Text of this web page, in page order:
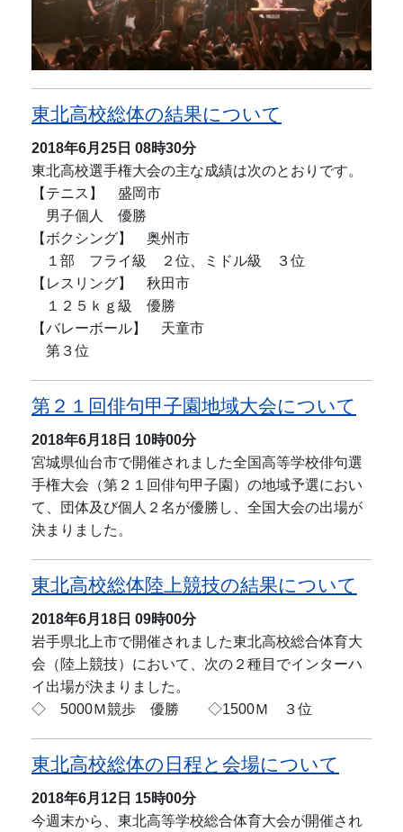
東北高校総体の結果について
2018年6月25日 08時30分
東北高校選手権大会の主な成績は次のとおりです。
【テニス】 盛岡市
男子個人 優勝
【ボクシング】 奥州市
１部 フライ級 ２位、ミドル級 ３位
【レスリング】 秋田市
１２５ｋｇ級 優勝
【バレーボール】 天童市
第３位
第２１回俳句甲子園地域大会について
2018年6月18日 10時00分
宮城県仙台市で開催されました全国高等学校俳句選
手権大会（第２１回俳句甲子園）の地域予選におい
て、団体及び個人２名が優勝し、全国大会の出場が
決まりました。
東北高校総体陸上競技の結果について
2018年6月18日 09時00分
岩手県北上市で開催されました東北高校総合体育大
会（陸上競技）において、次の２種目でインターハ
イ出場が決まりました。
◇ 5000Ｍ競歩 優勝 ◇1500Ｍ ３位
東北高校総体の日程と会場について
2018年6月12日 15時00分
今週末から、東北高等学校総合体育大会が開催され